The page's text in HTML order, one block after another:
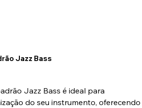
Jazz Bass
Jazz Bass é ideal para
do seu instrumento, oferecendo